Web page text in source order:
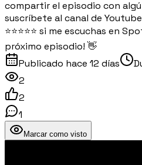
compartir el episodio con
suscríbete al canal de
⭐⭐⭐⭐⭐ si me escuchas en
próximo episodio! 👋
Publicado hace 12 días
2
2
1
Marcar como visto